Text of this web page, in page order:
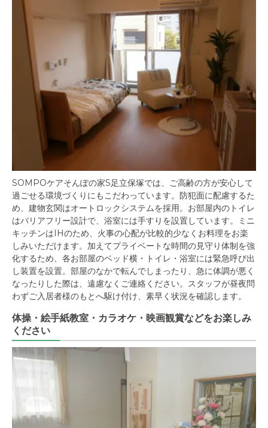
SOMPOケアそんぽの家S足立保塚では、ご高齢の方が安心して
過ごせる環境づくりにもこだわっています。防犯面に配慮するた
め、建物玄関はオートロックシステムを採用。お部屋内のトイレ
はバリアフリー設計で、浴室には手すりを設置しています。ミニ
キッチンはIHのため、火事の心配が比較的少なくお料理をお楽
しみいただけます。加えてプライベートな時間の見守り体制を強
化するため、各お部屋のベッド横・トイレ・浴室には緊急呼び出
し装置を設置。部屋のなかで転んでしまったり、急に体調が悪く
なったりした際は、遠慮なくご連絡ください。スタッフが昼夜問
わずご入居者様のもとへ駆け付け、素早く状況を確認します。
体操・絵手紙教室・カラオケ・映画観賞などをお楽しみ
ください